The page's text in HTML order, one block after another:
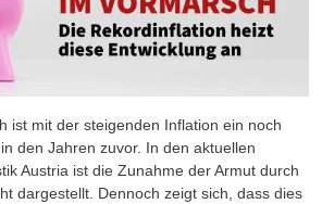
ist mit der steigenden Inflation ein noch
den Jahren zuvor. In den aktuellen
Austria ist die Zunahme der Armut durch
dargestellt. Dennoch zeigt sich, dass dies